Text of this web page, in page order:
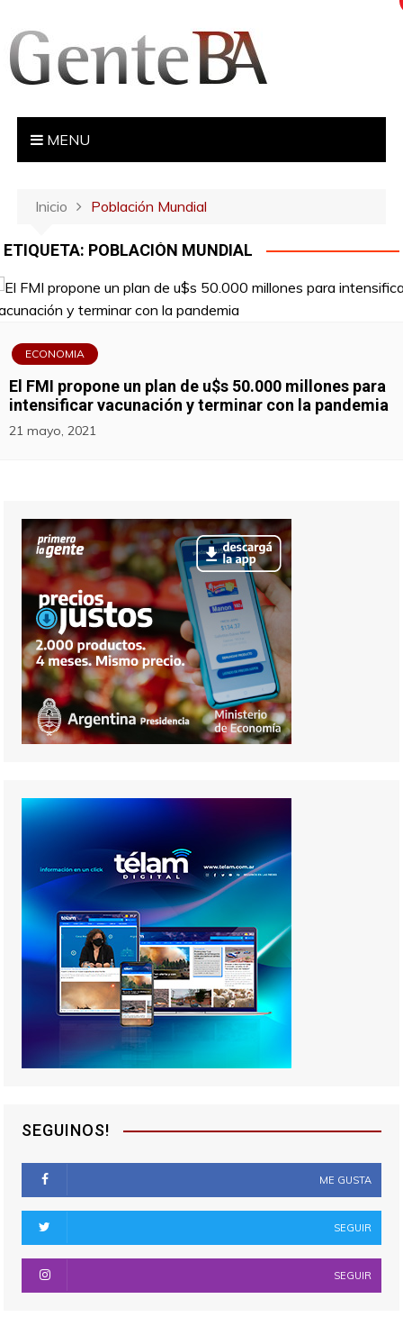
e
MENU
Inicio Población Mundial
ETIQUETA: POBLACIÓN MUNDIAL
ECONOMIA
El FMI propone un plan de u$s 50.000 millones para
intensificar vacunación y terminar con la pandemia
21 mayo, 2021
SEGUINOS!
ME GUSTA
SEGUIR
SEGUIR